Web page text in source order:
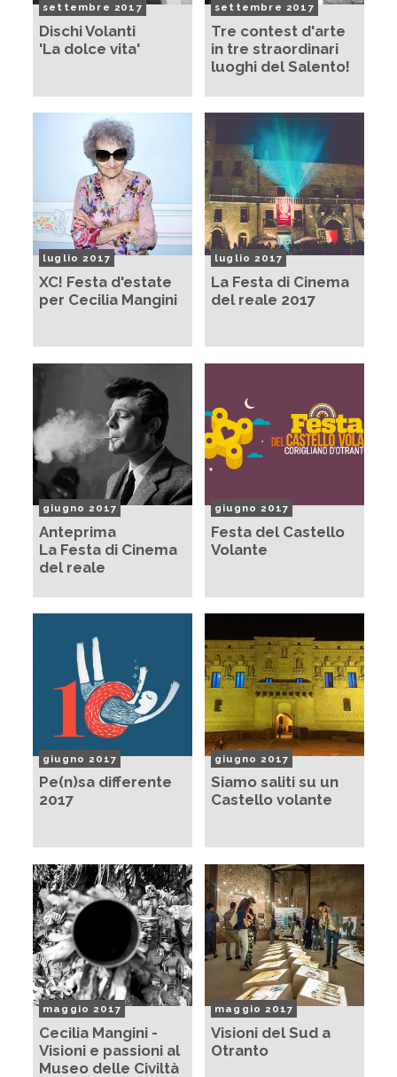
settembre 2017
Dischi Volanti
'La dolce vita'
settembre 2017
Tre contest d'arte
in tre straordinari
luoghi del Salento!
luglio 2017
XC! Festa d'estate
per Cecilia Mangini
luglio 2017
La Festa di Cinema
del reale 2017
giugno 2017
Anteprima
La Festa di Cinema
del reale
giugno 2017
Festa del Castello
Volante
giugno 2017
Pe(n)sa differente
2017
giugno 2017
Siamo saliti su un
Castello volante
maggio 2017
Cecilia Mangini -
Visioni e passioni al
Museo delle Civiltà
maggio 2017
Visioni del Sud a
Otranto